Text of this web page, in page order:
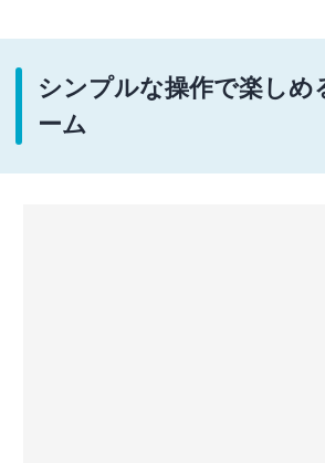
シンプルな操作で楽しめ
ーム